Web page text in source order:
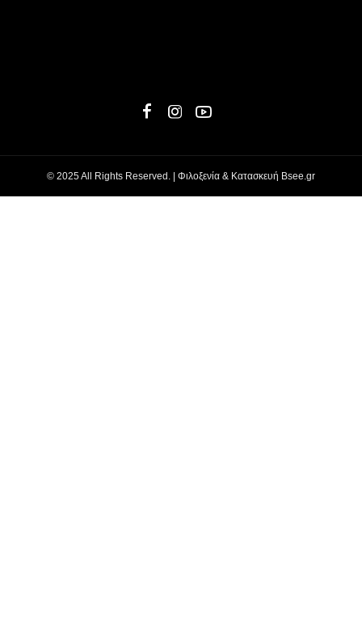
© 2025 All Rights Reserved. | Φιλοξενία & Κατασκευή Bsee.gr